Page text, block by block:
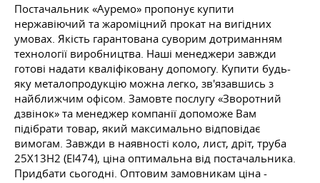
Постачальник «Ауремо» пропонує купити
нержавіючий та жароміцний прокат на вигідних
умовах. Якість гарантована суворим дотриманням
технології виробництва. Наші менеджери завжди
готові надати кваліфіковану допомогу. Купити будь-
яку металопродукцію можна легко, зв'язавшись з
найближчим офісом. Замовте послугу «Зворотний
дзвінок» та менеджер компанії допоможе Вам
підібрати товар, який максимально відповідає
вимогам. Завжди в наявності коло, лист, дріт, труба
25Х13Н2 (ЕІ474), ціна оптимальна від постачальника.
Придбати сьогодні. Оптовим замовникам ціна -